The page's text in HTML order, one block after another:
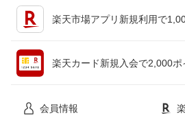
楽天市場アプリ新規利用で
楽天カード新規入会で2,000ポ
会員情報